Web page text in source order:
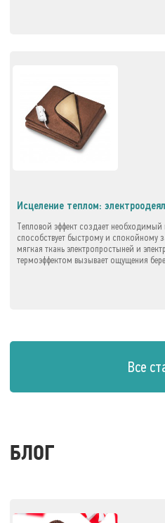
Исцеление теплом:
Тепловой эффект создает
способствует быстрому и спокойному
мягкая ткань электропростыней и
термоэффектом вызывает ощущения
Все
БЛОГ